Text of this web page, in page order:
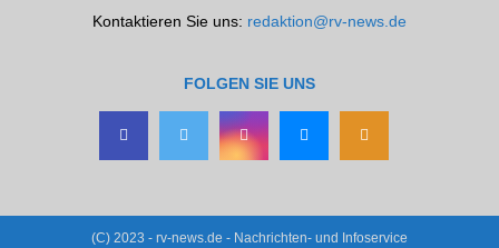
Kontaktieren Sie uns: redaktion@rv-news.de
FOLGEN SIE UNS
(C) 2023 - rv-news.de - Nachrichten- und Infoservice